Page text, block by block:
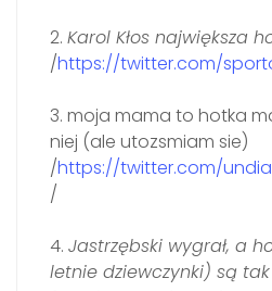
2. Karol Kłos największa
/https://twitter.com/
3. moja mama to hotka
niej (ale utozsmiam sie)
/https://twitter.com/
/
4. Jastrzębski wygrał, a
letnie dziewczynki) są